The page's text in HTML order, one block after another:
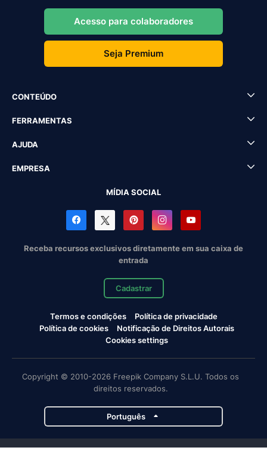
Acesso para colaboradores
Seja Premium
CONTEÚDO
FERRAMENTAS
AJUDA
EMPRESA
MÍDIA SOCIAL
Receba recursos exclusivos diretamente em sua caixa de
entrada
Cadastrar
Termos e condições
Política de privacidade
Política de cookies
Notificação de Direitos Autorais
Cookies settings
Copyright © 2010-2026 Freepik Company S.L.U. Todos os
direitos reservados.
Português